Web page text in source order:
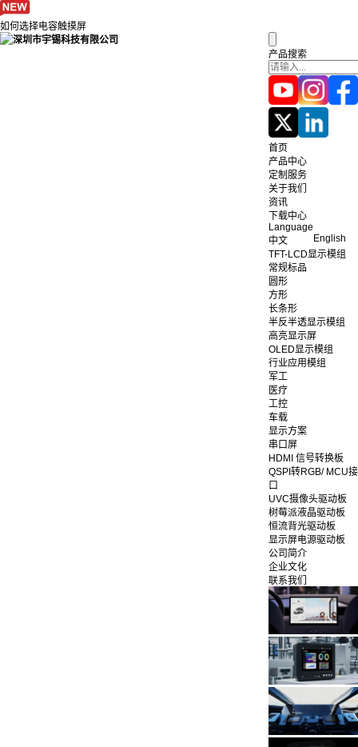
如何选择电容触摸屏
产品搜索
首页
产品中心
定制服务
关于我们
资讯
下载中心
Language
中文
English
TFT-LCD显示模组
常规标品
圆形
方形
长条形
半反半透显示模组
高亮显示屏
OLED显示模组
行业应用模组
军工
医疗
工控
车载
显示方案
串口屏
HDMI 信号转换板
QSPI转RGB/ MCU接
口
UVC摄像头驱动板
树莓派液晶驱动板
恒流背光驱动板
显示屏电源驱动板
公司简介
企业文化
联系我们